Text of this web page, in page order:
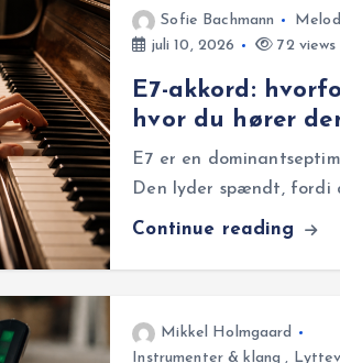
Sofie Bachmann
juli 10, 2026
72 views
E7-akkord:
hvor du hører
E7 er en
Den lyder spændt, fordi
Continue reading
Mikkel Holmgaard
Instrumenter & klang ,